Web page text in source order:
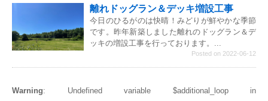
離れドッグラン＆デッキ増設工事
今日のひるがのは快晴！みどりが鮮やかな季節
です。昨年新築しました離れのドッグラン＆デ
ッキの増設工事を行っております。...
Posted on 2022-06-12
Warning: Undefined variable $additional_loop in